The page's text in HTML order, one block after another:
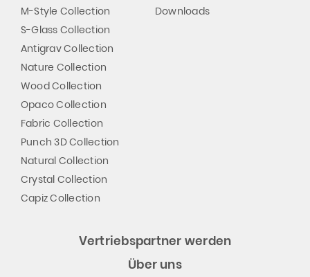
M-Style Collection
S-Glass Collection
Antigrav Collection
Nature Collection
Wood Collection
Opaco Collection
Fabric Collection
Punch 3D Collection
Natural Collection
Crystal Collection
Capiz Collection
Downloads
Vertriebspartner werden
Über uns